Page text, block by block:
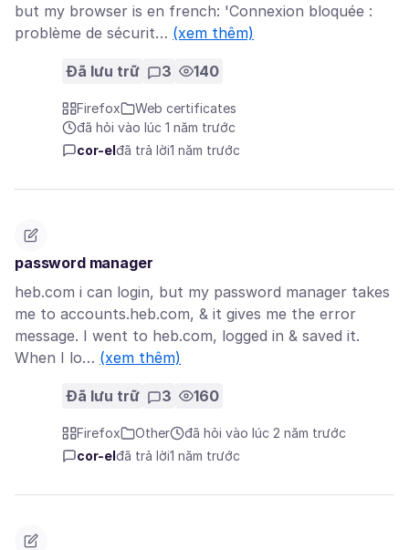
but my browser is en french: 'Connexion bloquée :
problème de sécurit… (xem thêm)
Đã lưu trữ 3 140
Firefox
Web certificates
đã hỏi vào lúc 1 năm trước
cor-el đã trả lời1 năm trước
password manager
heb.com i can login, but my password manager takes
me to accounts.heb.com, & it gives me the error
message. I went to heb.com, logged in & saved it.
When I lo… (xem thêm)
Đã lưu trữ 3 160
Firefox Other
đã hỏi vào lúc 2 năm trước
cor-el đã trả lời1 năm trước